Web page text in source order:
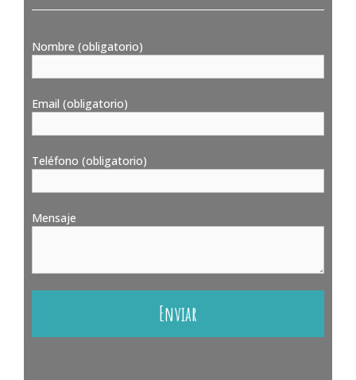
Nombre (obligatorio)
Email (obligatorio)
Teléfono (obligatorio)
Mensaje